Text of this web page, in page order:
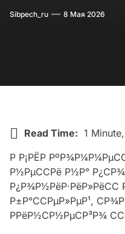
Sibpech_ru 8 Мая 2026
Read Time: 1
Р Р¡РЁР
Р½РµССРё Р½Р°
Р±Р°ССРµР»РµР¹,
РРёР½СР½РµСР³Р¾